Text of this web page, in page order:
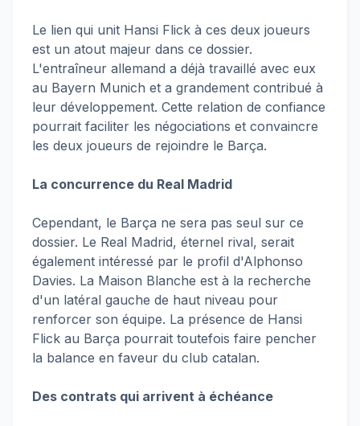
Le lien qui unit Hansi Flick à ces deux joueurs
est un atout majeur dans ce dossier.
L'entraîneur allemand a déjà travaillé avec eux
au Bayern Munich et a grandement contribué à
leur développement. Cette relation de confiance
pourrait faciliter les négociations et convaincre
les deux joueurs de rejoindre le Barça.
La concurrence du Real Madrid
Cependant, le Barça ne sera pas seul sur ce
dossier. Le Real Madrid, éternel rival, serait
également intéressé par le profil d'Alphonso
Davies. La Maison Blanche est à la recherche
d'un latéral gauche de haut niveau pour
renforcer son équipe. La présence de Hansi
Flick au Barça pourrait toutefois faire pencher
la balance en faveur du club catalan.
Des contrats qui arrivent à échéance